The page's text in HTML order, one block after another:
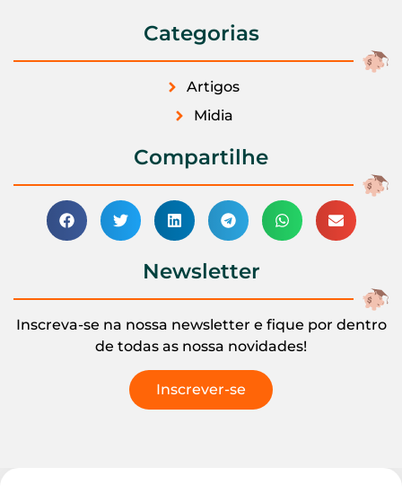
Categorias
Artigos
Midia
Compartilhe
Newsletter
Inscreva-se na nossa newsletter e fique por dentro
de todas as nossa novidades!
Inscrever-se